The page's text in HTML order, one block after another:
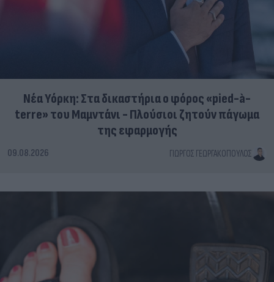
Νέα Υόρκη: Στα δικαστήρια ο φόρος «pied-à-
terre» του Μαμντάνι - Πλούσιοι ζητούν πάγωμα
της εφαρμογής
09.08.2026 ΓΙΏΡΓΟΣ ΓΕΩΡΓΑΚΌΠΟΥΛΟΣ